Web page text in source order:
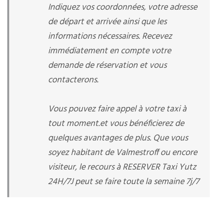
Indiquez vos coordonnées, votre adresse
de départ et arrivée ainsi que les
informations nécessaires. Recevez
immédiatement en compte votre
demande de réservation et vous
contacterons.
Vous pouvez faire appel à votre taxi à
tout moment.et vous bénéficierez de
quelques avantages de plus. Que vous
soyez habitant de Valmestroff ou encore
visiteur, le recours à RESERVER Taxi Yutz
24H/7J peut se faire toute la semaine 7j/7